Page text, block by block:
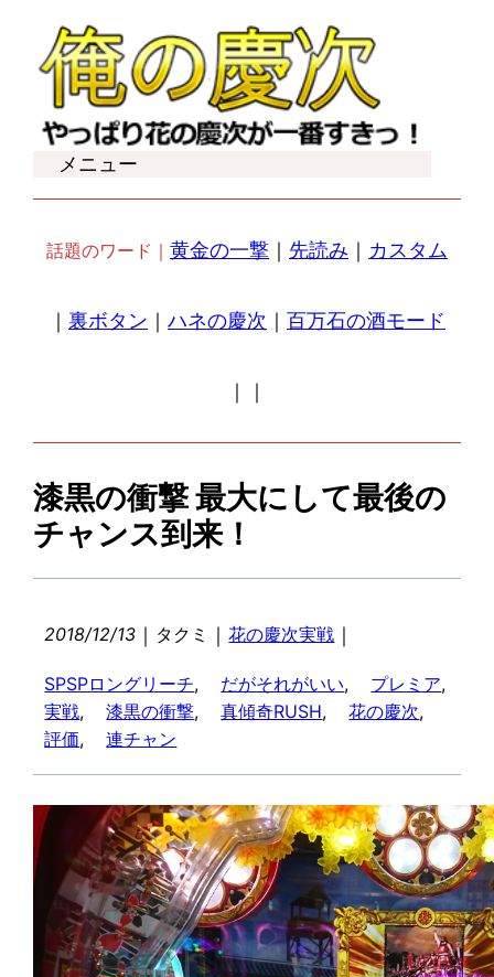
メニュー
話題のワード｜ 黄金の一撃 ｜ 先読み ｜ カスタム
｜ 裏ボタン ｜ ハネの慶次 ｜ 百万石の酒モード
｜ ｜
漆黒の衝撃 最大にして最後の
チャンス到来！
2018/12/13 ｜ タクミ ｜花の慶次実戦 ｜
SPSPロングリーチ, だがそれがいい, プレミア
実戦, 漆黒の衝撃, 真傾奇RUSH, 花の慶次
評価, 連チャン